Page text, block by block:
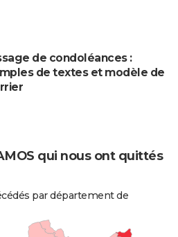
de condoléances :
de textes et modèle de
qui nous ont quittés
par département de